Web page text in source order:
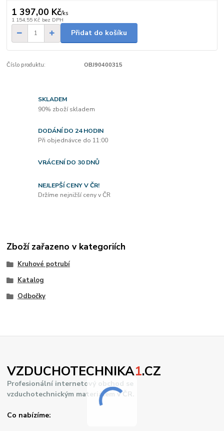
1 397,00 Kč/ks
1 154,55 Kč bez DPH
Přidat do košíku
Číslo produktu: OBJ90400315
SKLADEM
90% zboží skladem
DODÁNÍ DO 24 HODIN
Při objednávce do 11:00
VRÁCENÍ DO 30 DNŮ
NEJLEPŠÍ CENY V ČR!
Držíme nejnižší ceny v ČR
Zboží zařazeno v kategoriích
Kruhové potrubí
Katalog
Odbočky
VZDUCHOTECHNIKA1.CZ
Profesionální internetový obchod se
vzduchotechnickým materiálem v ČR.
Co nabízíme: